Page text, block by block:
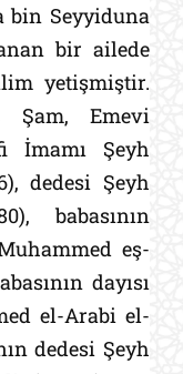
bin Seyyiduna
bir ailede
yetişmiştir.
Şam, Emevi
İmamı Şeyh
dedesi Şeyh
babasının
eş-
dayısı
el-Arabi el-
dedesi Şeyh